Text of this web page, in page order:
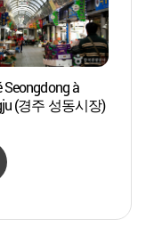
Seongdong à
(경주 성동시장)